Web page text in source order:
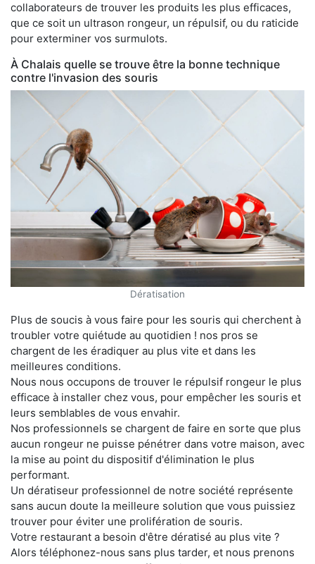
collaborateurs de trouver les produits les plus efficaces,
que ce soit un ultrason rongeur, un répulsif, ou du raticide
pour exterminer vos surmulots.
À Chalais quelle se trouve être la bonne technique
contre l'invasion des souris
Dératisation
Plus de soucis à vous faire pour les souris qui cherchent à
troubler votre quiétude au quotidien ! nos pros se
chargent de les éradiquer au plus vite et dans les
meilleures conditions.
Nous nous occupons de trouver le répulsif rongeur le plus
efficace à installer chez vous, pour empêcher les souris et
leurs semblables de vous envahir.
Nos professionnels se chargent de faire en sorte que plus
aucun rongeur ne puisse pénétrer dans votre maison, avec
la mise au point du dispositif d'élimination le plus
performant.
Un dératiseur professionnel de notre société représente
sans aucun doute la meilleure solution que vous puissiez
trouver pour éviter une prolifération de souris.
Votre restaurant a besoin d'être dératisé au plus vite ?
Alors téléphonez-nous sans plus tarder, et nous prenons